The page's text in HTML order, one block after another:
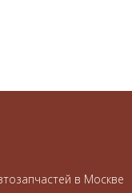
в Москве